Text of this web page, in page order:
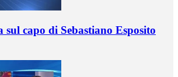
sul capo di Sebastiano Esposito